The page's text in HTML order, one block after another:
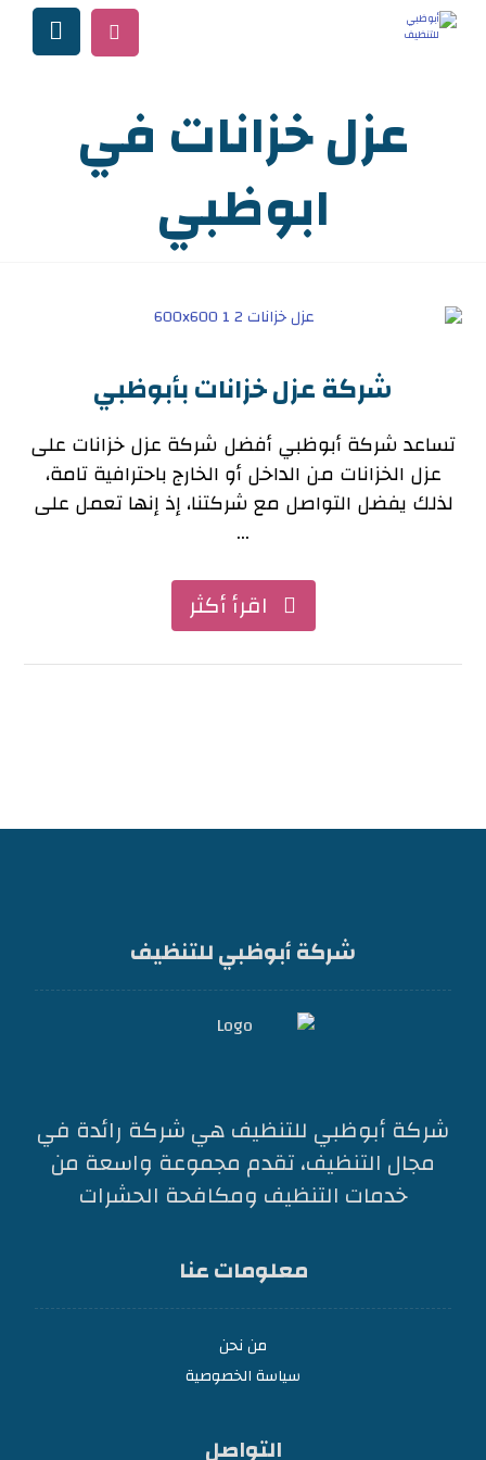
عزل خزانات في
ابوظبي
شركة عزل خزانات بأبوظبي
تساعد شركة أبوظبي أفضل شركة عزل خزانات على
عزل الخزانات من الداخل أو الخارج باحترافية تامة،
لذلك يفضل التواصل مع شركتنا، إذ إنها تعمل على
...
اقرأ أكثر
شركة أبوظبي للتنظيف
شركة أبوظبي للتنظيف هي شركة رائدة في
مجال التنظيف، تقدم مجموعة واسعة من
خدمات التنظيف ومكافحة الحشرات
معلومات عنا
من نحن
سياسة الخصوصية
التواصل